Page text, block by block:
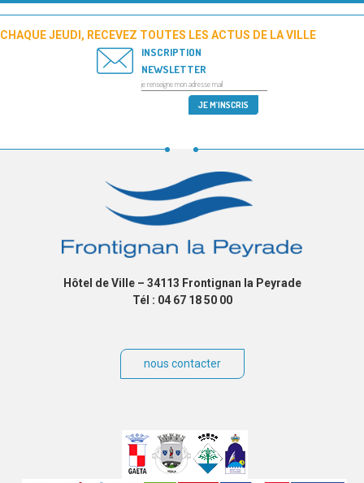
CHAQUE JEUDI, RECEVEZ TOUTES LES ACTUS DE LA VILLE
INSCRIPTION
NEWSLETTER
Hôtel de Ville – 34113 Frontignan la Peyrade
Tél : 04 67 18 50 00
nous contacter